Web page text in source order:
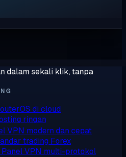
dalam sekali klik, tanpa
di cloud
ringan
VPN modern dan cepat
trading Forex
Panel VPN multi-protokol